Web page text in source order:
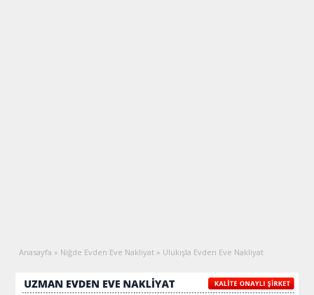
Anasayfa » Niğde Evden Eve Nakliyat » Ulukışla Evden Eve Nakliyat